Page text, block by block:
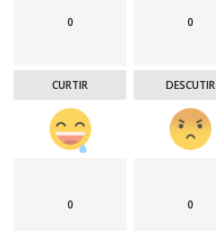
0
CURTIR
0
DESCUTIR
0 0